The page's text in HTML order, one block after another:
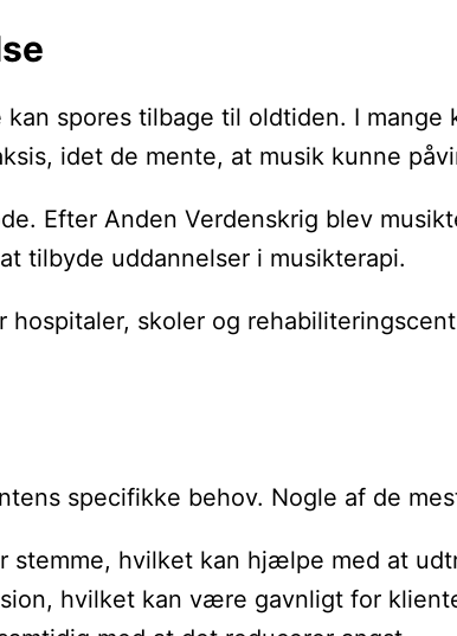
spores tilbage til oldtiden. I
idet de mente, at musik kunne
Efter Anden Verdenskrig blev
tilbyde uddannelser i musikterapi.
skoler og
specifikke behov. Nogle af de
hvilket kan hjælpe med at
hvilket kan være gavnligt for